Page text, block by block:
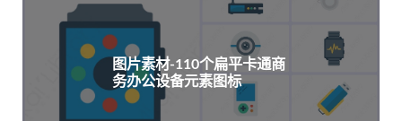
图片素材-110个扁平卡通商
务办公设备元素图标